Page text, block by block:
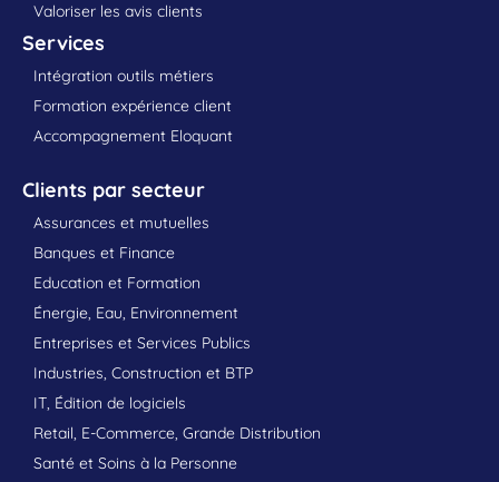
Valoriser les avis clients
Services
Intégration outils métiers
Formation expérience client
Accompagnement Eloquant
Clients par secteur
Assurances et mutuelles
Banques et Finance
Education et Formation
Énergie, Eau, Environnement
Entreprises et Services Publics
Industries, Construction et BTP
IT, Édition de logiciels
Retail, E-Commerce, Grande Distribution
Santé et Soins à la Personne